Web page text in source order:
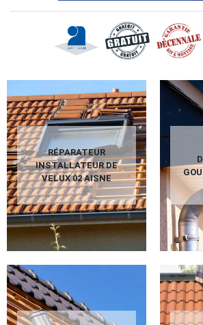
RÉPARATEUR
INSTALLATEUR DE
VELUX 02 AISNE